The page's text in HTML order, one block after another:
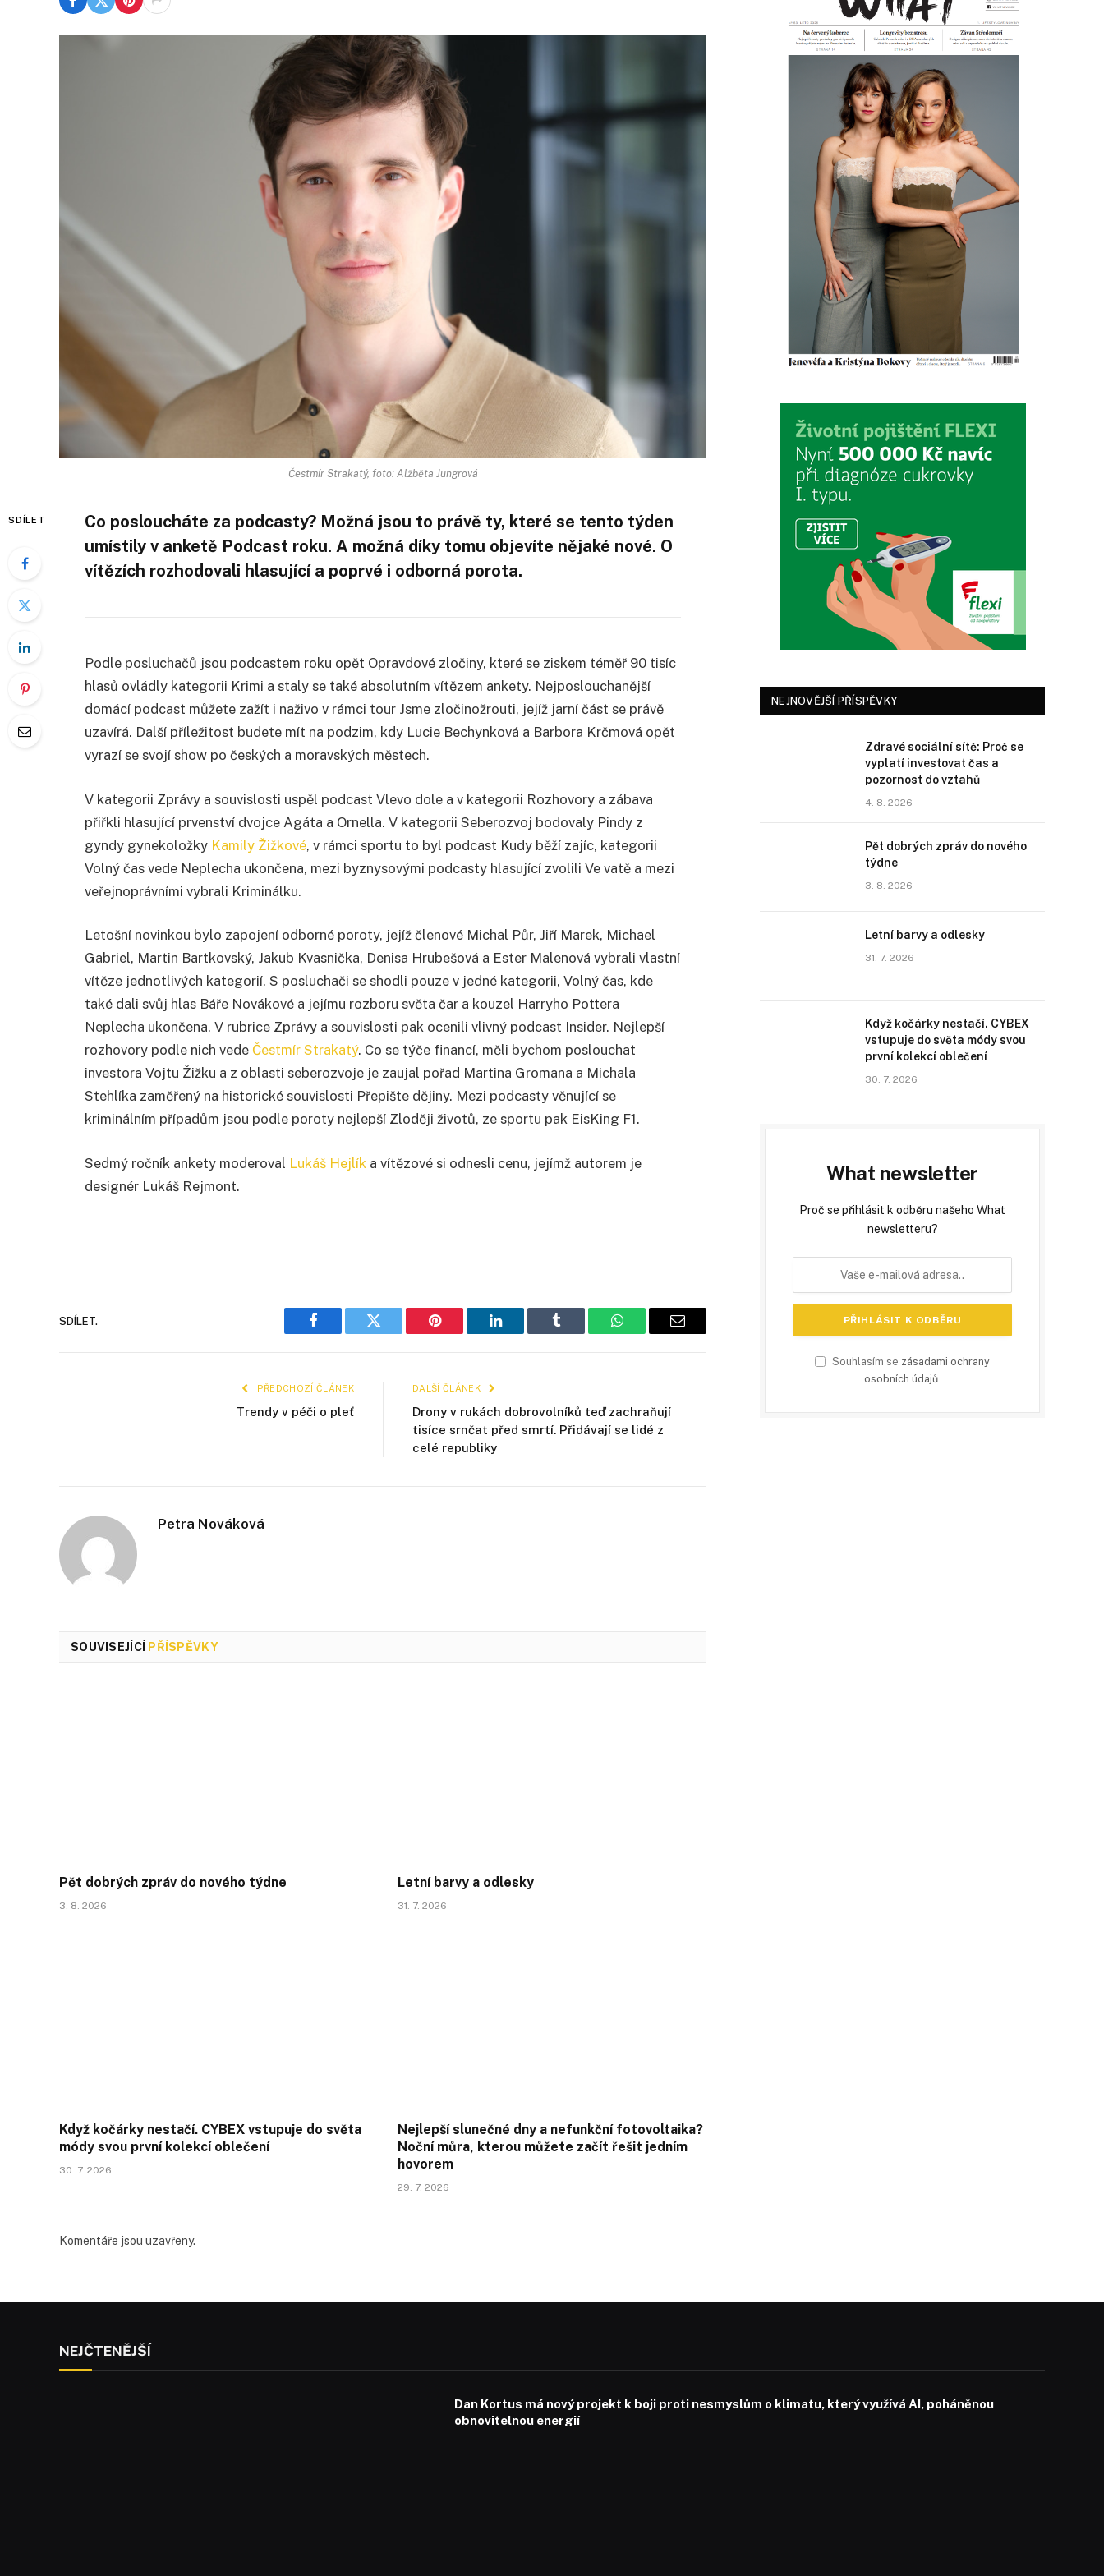
Čestmír Strakatý, foto: Alžběta Jungrová
SDÍLET
Co posloucháte za podcasty? Možná jsou to právě ty, které se tento týden
umístily v anketě Podcast roku. A možná díky tomu objevíte nějaké nové. O
vítězích rozhodovali hlasující a poprvé i odborná porota.
Podle posluchačů jsou podcastem roku opět Opravdové zločiny, které se ziskem téměř 90 tisíc
hlasů ovládly kategorii Krimi a staly se také absolutním vítězem ankety. Nejposlouchanější
domácí podcast můžete zažít i naživo v rámci tour Jsme zločinožrouti, jejíž jarní část se právě
uzavírá. Další příležitost budete mít na podzim, kdy Lucie Bechynková a Barbora Krčmová opět
vyrazí se svojí show po českých a moravských městech.
V kategorii Zprávy a souvislosti uspěl podcast Vlevo dole a v kategorii Rozhovory a zábava
přiřkli hlasující prvenství dvojce Agáta a Ornella. V kategorii Seberozvoj bodovaly Pindy z
gyndy gynekoložky Kamily Žižkové, v rámci sportu to byl podcast Kudy běží zajíc, kategorii
Volný čas vede Neplecha ukončena, mezi byznysovými podcasty hlasující zvolili Ve vatě a mezi
veřejnoprávními vybrali Kriminálku.
Letošní novinkou bylo zapojení odborné poroty, jejíž členové Michal Půr, Jiří Marek, Michael
Gabriel, Martin Bartkovský, Jakub Kvasnička, Denisa Hrubešová a Ester Malenová vybrali vlastní
vítěze jednotlivých kategorií. S posluchači se shodli pouze v jedné kategorii, Volný čas, kde
také dali svůj hlas Báře Novákové a jejímu rozboru světa čar a kouzel Harryho Pottera
Neplecha ukončena. V rubrice Zprávy a souvislosti pak ocenili vlivný podcast Insider. Nejlepší
rozhovory podle nich vede Čestmír Strakatý. Co se týče financí, měli bychom poslouchat
investora Vojtu Žižku a z oblasti seberozvoje je zaujal pořad Martina Gromana a Michala
Stehlíka zaměřený na historické souvislosti Přepište dějiny. Mezi podcasty věnující se
kriminálním případům jsou podle poroty nejlepší Zloději životů, ze sportu pak EisKing F1.
Sedmý ročník ankety moderoval Lukáš Hejlík a vítězové si odnesli cenu, jejímž autorem je
designér Lukáš Rejmont.
SDÍLET.
Facebook Twitter Pinterest LinkedIn Tumblr WhatsAppE-
PŘEDCHOZÍ ČLÁNEK
Trendy v péči o pleť
DALŠÍ ČLÁNEK
Drony v rukách dobrovolníků teď zachraňují
tisíce srnčat před smrtí. Přidávají se lidé z
celé republiky
Petra Nováková
SOUVISEJÍCÍ PŘÍSPĚVKY
Pět dobrých zpráv do nového týdne
3. 8. 2026
Letní barvy a odlesky
31. 7. 2026
Když kočárky nestačí. CYBEX vstupuje do světa
módy svou první kolekcí oblečení
30. 7. 2026
Nejlepší slunečné dny a nefunkční fotovoltaika?
Noční můra, kterou můžete začít řešit jedním
hovorem
29. 7. 2026
Komentáře jsou uzavřeny.
NEJNOVĚJŠÍ PŘÍSPĚVKY
Zdravé sociální sítě: Proč se
vyplatí investovat čas a
pozornost do vztahů
4. 8. 2026
Pět dobrých zpráv do nového
týdne
3. 8. 2026
Letní barvy a odlesky
31. 7. 2026
Když kočárky nestačí. CYBEX
vstupuje do světa módy svou
první kolekcí oblečení
30. 7. 2026
What newsletter
Proč se přihlásit k odběru našeho What
newsletteru?
Souhlasím se zásadami ochrany
osobních údajů
NEJČTENĚJŠÍ
Dan Kortus má nový projekt k boji proti nesmyslům o klimatu, který využívá AI, poháněnou
obnovitelnou energií